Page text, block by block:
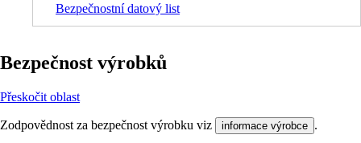
Bezpečnostní datový list
Bezpečnost výrobků
Přeskočit oblast
Zodpovědnost za bezpečnost výrobku viz informace výrobce .